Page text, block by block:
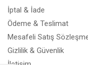
İptal & İade
Ödeme & Teslimat
Mesafeli Satış
Gizlilik & Güvenlik